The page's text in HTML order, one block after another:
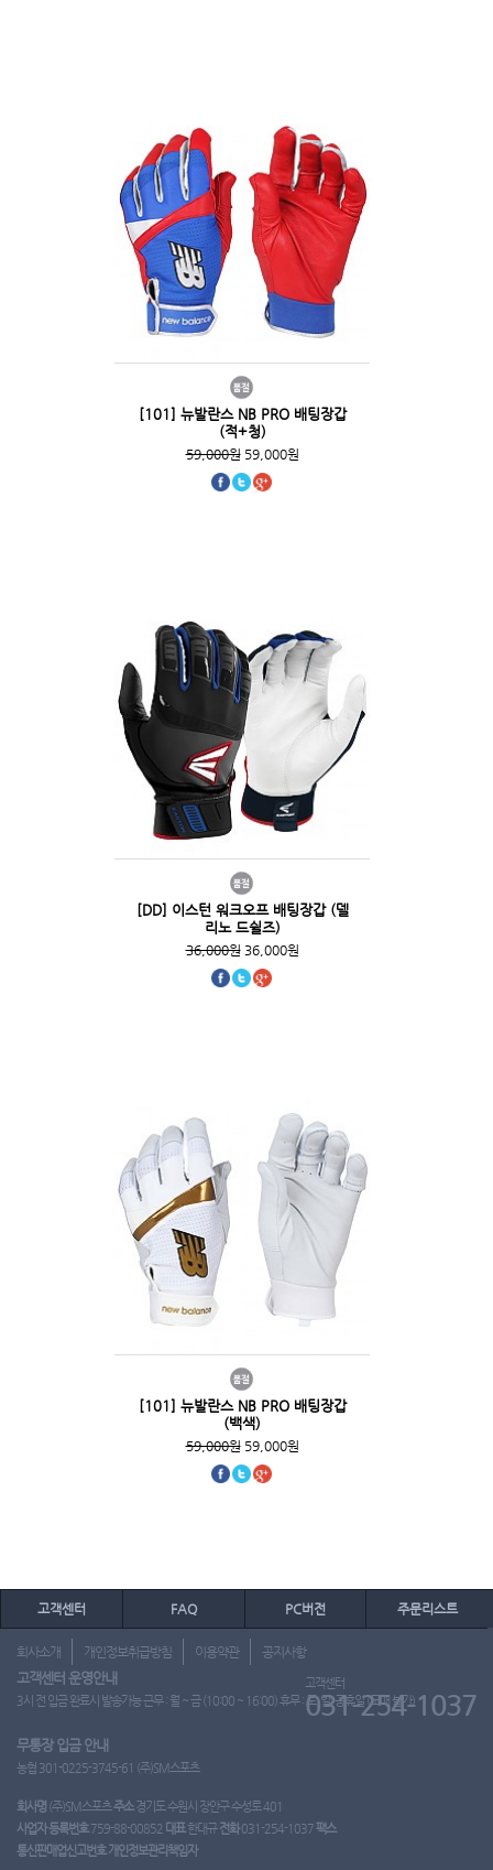
[101] 뉴발란스 NB PRO 배팅장갑
(적+청)
59,000원59,000원
[DD] 이스턴 워크오프 배팅장갑 (델
리노 드쉴즈)
36,000원36,000원
[101] 뉴발란스 NB PRO 배팅장갑
(백색)
59,000원59,000원
고객센터 FAQ PC버전 주문리스트
회사소개 개인정보취급방침 이용약관 공지사항
고객센터 운영안내
3시 전 입금 완료시 발송가능 근무 : 월 ~ 금 (10:00 ~ 16:00) 휴무 : 토, 일, 공휴일 (도매 불가)
고객센터
031-254-1037
무통장 입금 안내
농협 301-0225-3745-61 (주)SM스포츠
회사명 (주)SM스포츠주소경기도 수원시 장안구 수성로 401
사업자 등록번호759-88-00852 대표한대규 전화031-254-1037팩스
통신판매업신고번호 개인정보관리책임자